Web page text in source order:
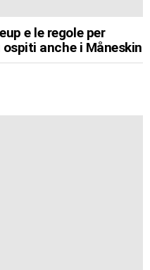
e le regole per
anche i Måneskin